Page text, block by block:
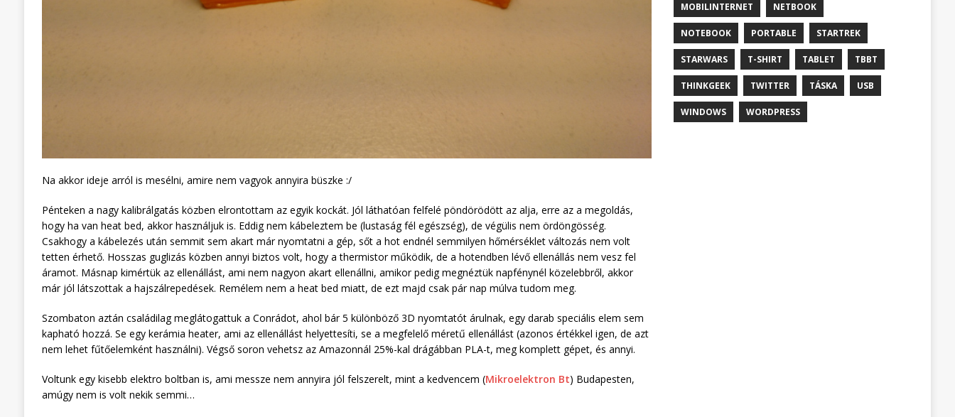
Na akkor ideje arról is mesélni, amire nem vagyok annyira büszke :/
Pénteken a nagy kalibrálgatás közben elrontottam az egyik kockát. Jól láthatóan felfelé pöndörödött az alja, erre az a megoldás,
hogy ha van heat bed, akkor használjuk is. Eddig nem kábeleztem be (lustaság fél egészség), de végülis nem ördöngösség.
Csakhogy a kábelezés után semmit sem akart már nyomtatni a gép, sőt a hot endnél semmilyen hőmérséklet változás nem volt
tetten érhető. Hosszas guglizás közben annyi biztos volt, hogy a thermistor működik, de a hotendben lévő ellenállás nem vesz fel
áramot. Másnap kimértük az ellenállást, ami nem nagyon akart ellenállni, amikor pedig megnéztük napfénynél közelebbről, akkor
már jól látszottak a hajszálrepedések. Remélem nem a heat bed miatt, de ezt majd csak pár nap múlva tudom meg.
Szombaton aztán családilag meglátogattuk a Conrádot, ahol bár 5 különböző 3D nyomtatót árulnak, egy darab speciális elem sem
kapható hozzá. Se egy kerámia heater, ami az ellenállást helyettesíti, se a megfelelő méretű ellenállást (azonos értékkel igen, de azt
nem lehet fűtőelemként használni). Végső soron vehetsz az Amazonnál 25%-kal drágábban PLA-t, meg komplett gépet, és annyi.
Voltunk egy kisebb elektro boltban is, ami messze nem annyira jól felszerelt, mint a kedvencem (Mikroelektron Bt) Budapesten,
amúgy nem is volt nekik semmi…
MOBILINTERNET NETBOOK
NOTEBOOK PORTABLE STARTREK
STARWARS T-SHIRT TABLET TBBT
THINKGEEK TWITTER TÁSKA USB
WINDOWS WORDPRESS